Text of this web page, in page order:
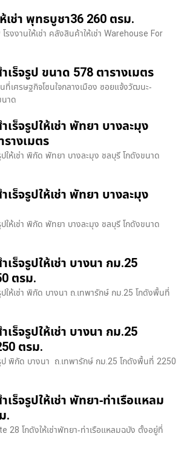
เช่า พุทธบูชา36 260 ตรม.
โรงงานให้เช่า คลังสินค้าให้เช่า Warehouse For
เร็จรูป ขนาด 578 ตารางเมตร
เศรษฐกิจโซนใจกลางเมือง ซอยแจ้งวัฒนะ-
นาด
เร็จรูปให้เช่า พัทยา บางละมุง
างเมตร
ปให้เช่า พิกัด พัทยา บางละมุง ชลบุรี โกดังขนาด
เร็จรูปให้เช่า พัทยา บางละมุง
ปให้เช่า พิกัด พัทยา บางละมุง ชลบุรี โกดังขนาด
เร็จรูปให้เช่า บางนา กม.25
ตรม.
ปให้เช่า พิกัด บางนา​ ถ.เทพารักษ์ กม.25 โกดังพื้นที่
เร็จรูปให้เช่า บางนา กม.25
ตรม.
ป พิกัด บางนา​ ถ.เทพารักษ์ กม.25 โกดังพื้นที่ 2250
เร็จรูปให้เช่า พัทยา-ท่าเรือแหลม
.
28 โกดังให้เช่าพัทยา-ท่าเรือแหลมฉบัง ตั้งอยู่ที่